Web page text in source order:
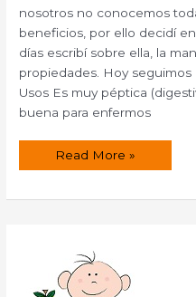
nosotros no conocemos
beneficios, por ello decidí
días escribí sobre ella, la
propiedades. Hoy seguimos
Usos Es muy péptica
buena para enfermos
Propiedades
la
Read More »